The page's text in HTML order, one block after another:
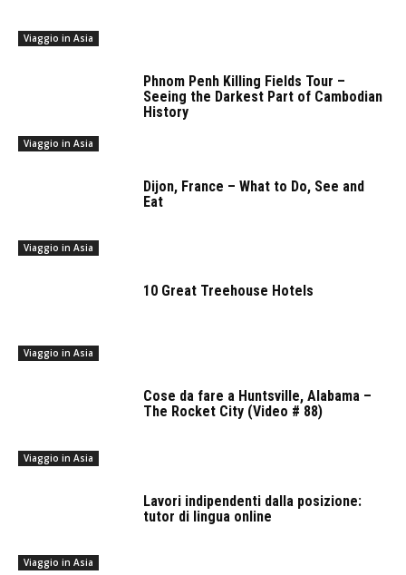
Viaggio in Asia
Viaggio in Asia
Phnom Penh Killing Fields Tour –
Seeing the Darkest Part of Cambodian
History
Viaggio in Asia
Dijon, France – What to Do, See and
Eat
Viaggio in Asia
10 Great Treehouse Hotels
Viaggio in Asia
Cose da fare a Huntsville, Alabama –
The Rocket City (Video # 88)
Viaggio in Asia
Lavori indipendenti dalla posizione:
tutor di lingua online